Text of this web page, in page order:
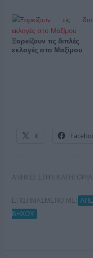
Ξορκίζουν τις διπλές
εκλογές στο Μαξίμου
X
ΑΝΗΚΕΙ ΣΤΗΝ ΚΑΤΗΓΟΡΙΑ:
ΕΠΙΣΗΜΑΣΜΕΝΟ ΜΕ:
ΒΗΧΟΥ